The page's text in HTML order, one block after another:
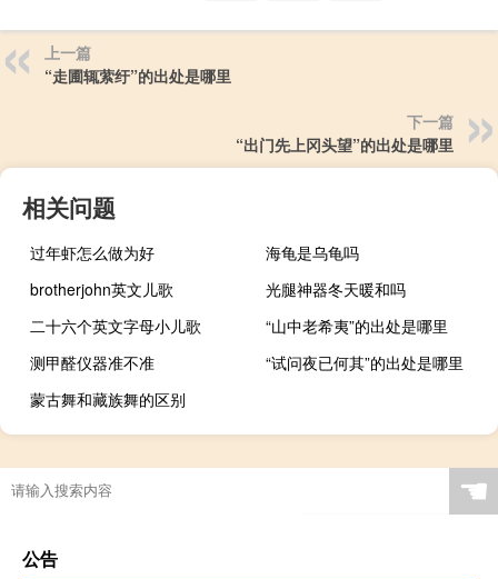
上一篇
“走圃辄萦纡”的出处是哪里
下一篇
“出门先上冈头望”的出处是哪里
相关问题
过年虾怎么做为好
海龟是乌龟吗
brotherjohn英文儿歌
光腿神器冬天暖和吗
二十六个英文字母小儿歌
“山中老希夷”的出处是哪里
测甲醛仪器准不准
“试问夜已何其”的出处是哪里
蒙古舞和藏族舞的区别
☚
公告